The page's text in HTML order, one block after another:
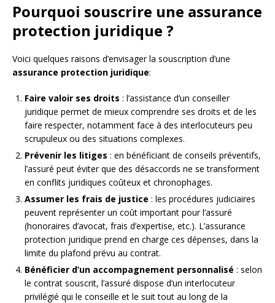
Pourquoi souscrire une assurance
protection juridique ?
Voici quelques raisons d’envisager la souscription d’une
assurance protection juridique:
Faire valoir ses droits : l’assistance d’un conseiller
juridique permet de mieux comprendre ses droits et de les
faire respecter, notamment face à des interlocuteurs peu
scrupuleux ou des situations complexes.
Prévenir les litiges : en bénéficiant de conseils préventifs,
l’assuré peut éviter que des désaccords ne se transforment
en conflits juridiques coûteux et chronophages.
Assumer les frais de justice : les procédures judiciaires
peuvent représenter un coût important pour l’assuré
(honoraires d’avocat, frais d’expertise, etc.). L’assurance
protection juridique prend en charge ces dépenses, dans la
limite du plafond prévu au contrat.
Bénéficier d’un accompagnement personnalisé : selon
le contrat souscrit, l’assuré dispose d’un interlocuteur
privilégié qui le conseille et le suit tout au long de la